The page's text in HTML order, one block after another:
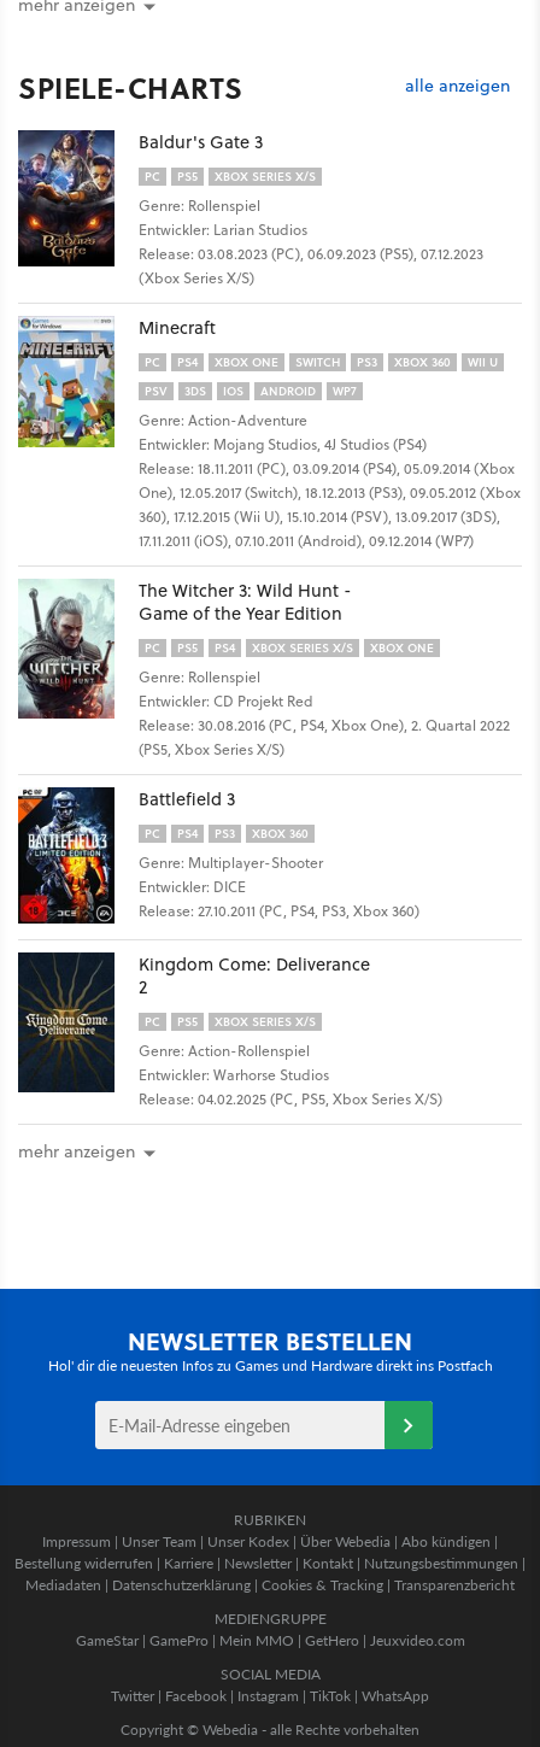
SPIELE-CHARTS alle anzeigen
Baldur's Gate 3
PC PS5 XBOX SERIES X/S
Genre: Rollenspiel
Entwickler: Larian Studios
Release: 03.08.2023 (PC), 06.09.2023 (PS5), 07.12.2023
(Xbox Series X/S)
Minecraft
PC PS4 XBOX ONE SWITCH PS3 XBOX 360
WII U
PSV
3DS IOS ANDROID WP7
Genre: Action-Adventure
Entwickler: Mojang Studios, 4J Studios (PS4)
Release: 18.11.2011 (PC), 03.09.2014 (PS4), 05.09.2014 (Xbox
One), 12.05.2017 (Switch), 18.12.2013 (PS3), 09.05.2012 (Xbox
360), 17.12.2015 (Wii U), 15.10.2014 (PSV), 13.09.2017 (3DS),
17.11.2011 (iOS), 07.10.2011 (Android), 09.12.2014 (WP7)
The Witcher 3: Wild Hunt -
Game of the Year Edition
PC PS5 PS4 XBOX SERIES X/S XBOX ONE
Genre: Rollenspiel
Entwickler: CD Projekt Red
Release: 30.08.2016 (PC, PS4, Xbox One), 2. Quartal 2022
(PS5, Xbox Series X/S)
Battlefield 3
PC PS4 PS3 XBOX 360
Genre: Multiplayer-Shooter
Entwickler: DICE
Release: 27.10.2011 (PC, PS4, PS3, Xbox 360)
Kingdom Come: Deliverance
2
PC PS5 XBOX SERIES X/S
Genre: Action-Rollenspiel
Entwickler: Warhorse Studios
Release: 04.02.2025 (PC, PS5, Xbox Series X/S)
mehr anzeigen
NEWSLETTER BESTELLEN
Hol' dir die neuesten Infos zu Games und Hardware direkt ins Postfach
RUBRIKEN
Impressum | Unser Team | Unser Kodex | Über Webedia | Abo kündigen |
Bestellung widerrufen | Karriere | Newsletter | Kontakt | Nutzungsbestimmungen |
Mediadaten | Datenschutzerklärung | Cookies & Tracking | Transparenzbericht
MEDIENGRUPPE
GameStar| GamePro | Mein MMO | GetHero | Jeuxvideo.com
SOCIAL MEDIA
Twitter | Facebook | Instagram | TikTok | WhatsApp
Copyright © Webedia - alle Rechte vorbehalten